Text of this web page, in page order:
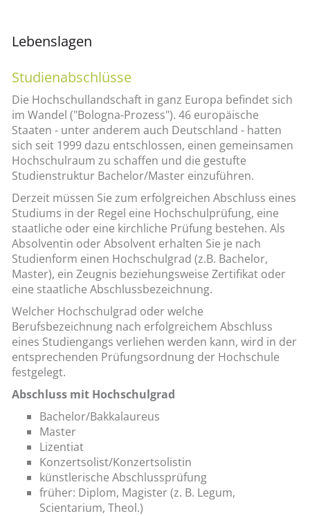
Lebenslagen
Studienabschlüsse
Die Hochschullandschaft in ganz Europa befindet sich
im Wandel ("Bologna-Prozess"). 46 europäische
Staaten - unter anderem auch Deutschland - hatten
sich seit 1999 dazu entschlossen, einen gemeinsamen
Hochschulraum zu schaffen und die gestufte
Studienstruktur Bachelor/Master einzuführen.
Derzeit müssen Sie zum erfolgreichen Abschluss eines
Studiums in der Regel eine Hochschulprüfung, eine
staatliche oder eine kirchliche Prüfung bestehen. Als
Absolventin oder Absolvent erhalten Sie je nach
Studienform einen Hochschulgrad (z.B. Bachelor,
Master), ein Zeugnis beziehungsweise Zertifikat oder
eine staatliche Abschlussbezeichnung.
Welcher Hochschulgrad oder welche
Berufsbezeichnung nach erfolgreichem Abschluss
eines Studiengangs verliehen werden kann, wird in der
entsprechenden Prüfungsordnung der Hochschule
festgelegt.
Abschluss mit Hochschulgrad
Bachelor/Bakkalaureus
Master
Lizentiat
Konzertsolist/Konzertsolistin
künstlerische Abschlussprüfung
früher: Diplom, Magister (z. B. Legum,
Scientarium, Theol.)